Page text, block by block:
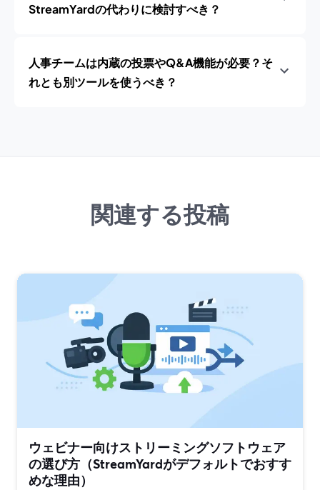
StreamYardの代わりに検討すべき？
人事チームは内蔵の投票やQ&A機能が必要？そ
れとも別ツールを使うべき？
関連する投稿
ウェビナー向けストリーミングソフトウェア
の選び方（StreamYardがデフォルトでおすす
めな理由）